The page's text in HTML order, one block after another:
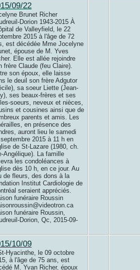
09/22
Brunet Richer
Dorion 1943-2015 À
de Valleyfield, le 22
2015 à l'âge de 72
est décédée Mme Jocelyne
épouse de M. Yves
Elle est allée rejoindre
frère Claude (feu Claire).
son époux, elle laisse
le deuil son frère Adgutor
sa soeur Liette (Jean-
ses beaux-frères et ses
soeurs, neveux et nièces,
et cousines ainsi que de
parents et amis. Les
en présence des
auront lieu le samedi
2015 à 11 h en
de St-Lazare (1980, ch.
Angélique). La famille
les condoléances à
dès 10 h, en ce jour. Au
de fleurs, des dons à la
Institut Cardiologie de
seraient appréciés.
funéraire Roussin
funéraire Roussin,
Dorion, Qc, 2015-09-
10/09
Hyacinthe, le 09 octobre
à l'âge de 75 ans, est
M. Yvan Richer, époux